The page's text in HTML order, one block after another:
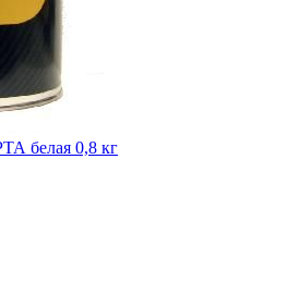
белая 0,8 кг